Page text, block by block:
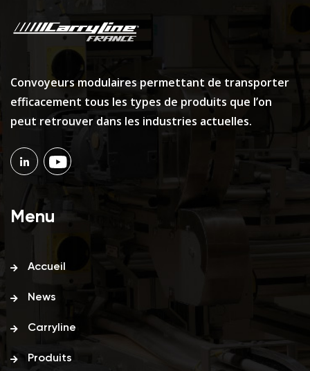
Convoyeurs modulaires permettant de transporter
efficacement tous les types de produits que l’on
peut retrouver dans les industries actuelles.
Menu
Accueil
News
Carryline
Produits